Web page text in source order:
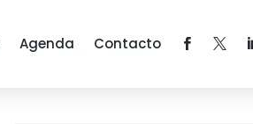
Agenda Contacto